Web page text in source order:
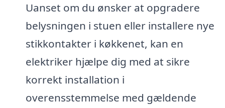
Uanset om du ønsker at opgradere
belysningen i stuen eller installere nye
stikkontakter i køkkenet, kan en
elektriker hjælpe dig med at sikre
korrekt installation i
overensstemmelse med gældende